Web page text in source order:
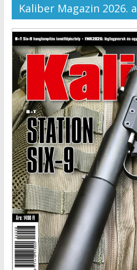
Kaliber Magazin 2026.